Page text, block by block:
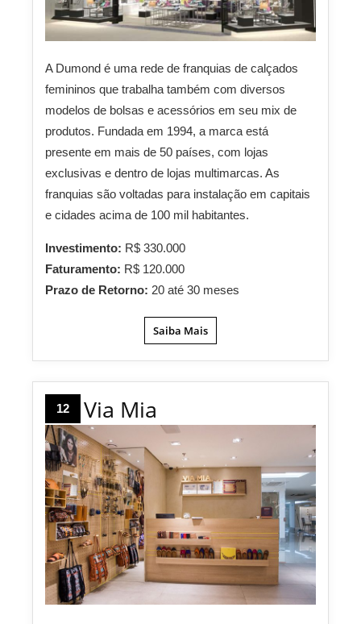
A Dumond é uma rede de franquias de calçados
femininos que trabalha também com diversos
modelos de bolsas e acessórios em seu mix de
produtos. Fundada em 1994, a marca está
presente em mais de 50 países, com lojas
exclusivas e dentro de lojas multimarcas. As
franquias são voltadas para instalação em capitais
e cidades acima de 100 mil habitantes.
Investimento: R$ 330.000
Faturamento: R$ 120.000
Prazo de Retorno: 20 até 30 meses
Saiba Mais
12 Via Mia